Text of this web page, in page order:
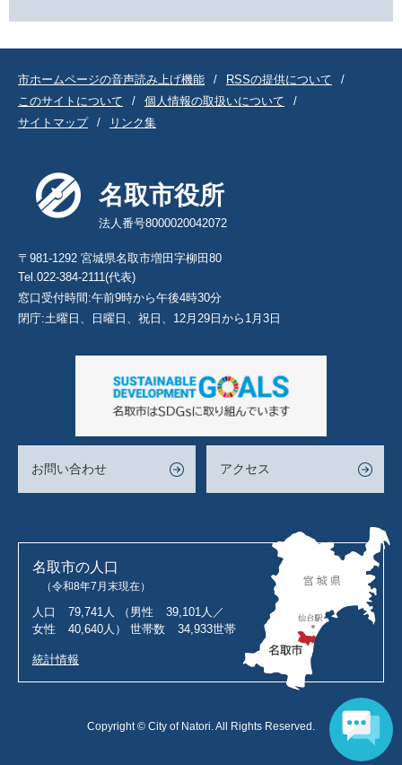
市ホームページの音声読み上げ機能
RSSの提供について
このサイトについて
個人情報の取扱いについて
サイトマップ
リンク集
名取市役所
法人番号8000020042072
〒981-1292 宮城県名取市増田字柳田80
Tel.022-384-2111(代表)
窓口受付時間:午前9時から午後4時30分
閉庁:土曜日、日曜日、祝日、12月29日から1月3日
お問い合わせ アクセス
名取市の人口
（令和8年7月末現在）
人口 79,741人 （男性
39,101人／
女性
40,640人） 世帯数 34,933世帯
統計情報
Copyright © City of Natori. All Rights Reserved.